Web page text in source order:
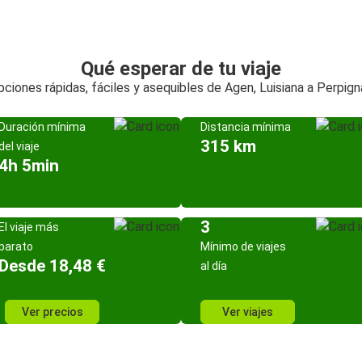
Qué esperar de tu viaje
rápidas, fáciles y asequibles de Agen, Luisiana a
mínima
viaje
5min
Distancia mínima
315 km
viaje más
18,48 €
Ver precios
3
Mínimo de viajes
al día
Ver viajes